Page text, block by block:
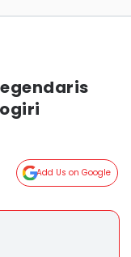
Add Us on Google